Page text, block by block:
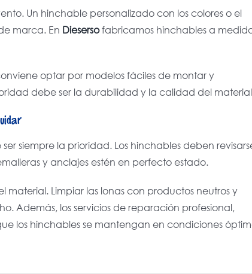
Un hinchable personalizado con los colores o el
marca. En Diesersofabricamos hinchables a
optar por modelos fáciles de montar y
debe ser la durabilidad y la calidad del
siempre la prioridad. Los hinchables deben
y anclajes estén en perfecto estado.
Limpiar las lonas con productos neutros y
Además, los servicios de reparación profesional,
los hinchables se mantengan en condiciones